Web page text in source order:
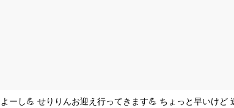
よーし💪 せりりんお迎え行ってきます💪 ちょっと早いけど